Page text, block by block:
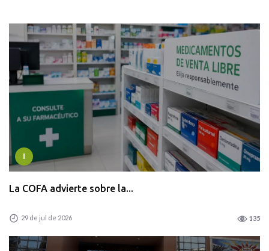
I
La COFA advierte sobre la...
29 de jul de 2026 135